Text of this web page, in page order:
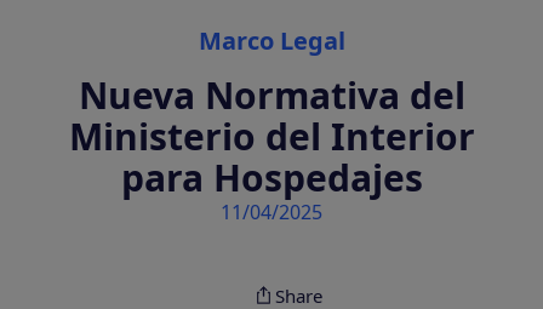
Marco Legal
Nueva Normativa del
Ministerio del Interior
para Hospedajes
11/04/2025
Share